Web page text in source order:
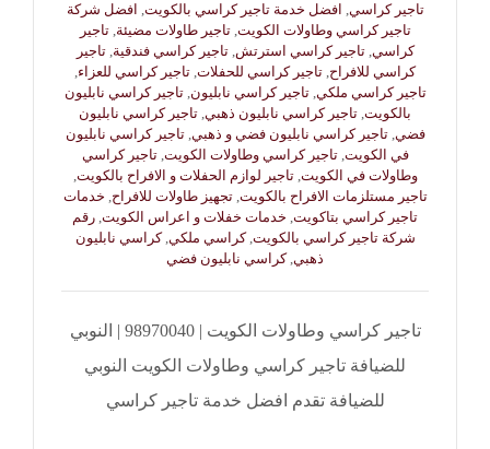
تاجير كراسي, افضل خدمة تاجير كراسي بالكويت, افضل شركة
تاجير كراسي وطاولات الكويت,تاجير طاولات مضيئة,تاجير
كراسي,تاجير كراسي استرتش,تاجير كراسي فندقية,تاجير
كراسي للافراح, تاجير كراسي للحفلات, تاجير كراسي للعزاء,
تاجير كراسي ملكي,تاجير كراسي نابليون,تاجير كراسي نابليون
بالكويت, تاجير كراسي نابليون ذهبي, تاجير كراسي نابليون
فضي,تاجير كراسي نابليون فضي و ذهبي,تاجير كراسي نابليون
في الكويت,تاجير كراسي وطاولات الكويت,تاجير كراسي
وطاولات في الكويت,تاجير لوازم الحفلات و الافراح بالكويت,
تاجير مستلزمات الافراح بالكويت,تجهيز طاولات للافراح, خدمات
تاجير كراسي بتاكويت, خدمات خفلات و اعراس الكويت, رقم
شركة تاجير كراسي بالكويت,كراسي ملكي,كراسي نابليون
ذهبي,كراسي نابليون فضي
تاجير كراسي وطاولات الكويت | 98970040 | النوبي
للضيافة تاجير كراسي وطاولات الكويت النوبي
للضيافة تقدم افضل خدمة تاجير كراسي